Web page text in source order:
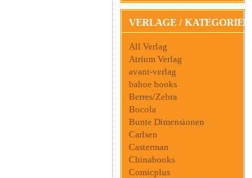
VERLAGE / KATEGORIEN
All Verlag
Atrium Verlag
avant-verlag
bahoe books
Berres/Zebra
Bocola
Bunte Dimensionen
Carlsen
Casterman
Chinabooks
Comicplus